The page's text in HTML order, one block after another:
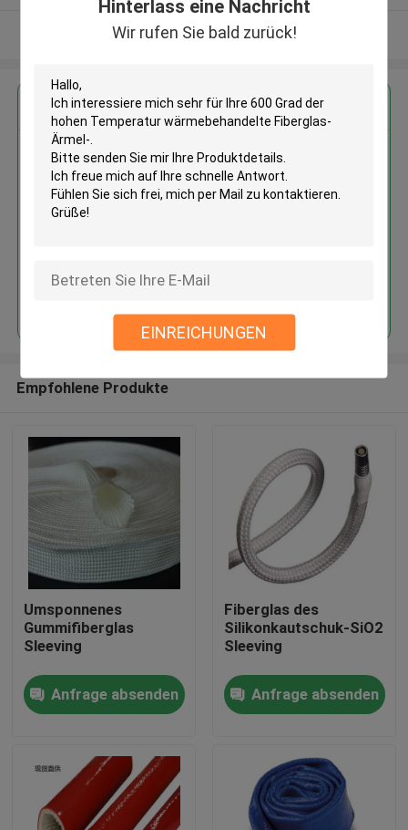
Hinterlass eine Nachricht
Wir rufen Sie bald zurück!
EINREICHUNGEN
Haus
Produkte
Über uns
Sehen Sie mehr an
Erhalten Sie den besten Preis für
600 Grad der hohen Temperatur
wärmebehandelte Fiberglas-
Ärmel-
Empfohlene Produkte
Umsponnenes
Gummifiberglas
Sleeving
Anfrage absenden
Fiberglas des
Silikonkautschuk-SiO2
Sleeving
Anfrage absenden